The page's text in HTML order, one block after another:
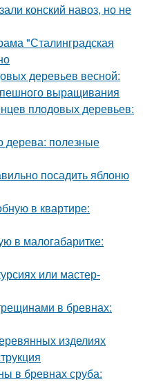
конский навоз, но не
"Сталинградская
деревьев весной:
выращивания
плодовых деревьев:
дерева: полезные
посадить яблоню
в квартире:
в малогабаритке:
или мастер-
в бревнах:
изделиях
в бревнах сруба: